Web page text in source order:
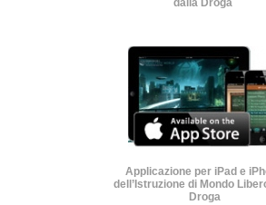
dalla Droga
Applicazione per iPad e
dell’Istruzione di Mondo
Droga